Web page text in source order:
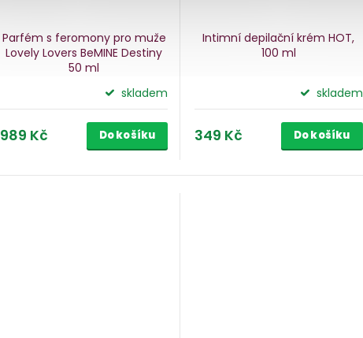
Parfém s feromony pro muže
Lovely Lovers BeMINE Destiny
50 ml
skladem
989 Kč Do košíku
Intimní depilační krém HOT,
100 ml
skladem
349 Kč Do košíku